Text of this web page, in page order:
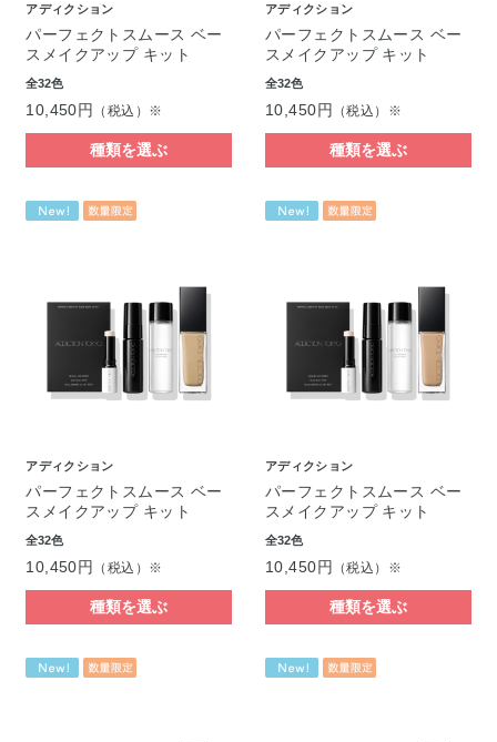
アディクション
パーフェクトスムース ベー
スメイクアップ キット
全32色
10,450円 （税込）※
種類を選ぶ
アディクション
パーフェクトスムース ベー
スメイクアップ キット
全32色
10,450円 （税込）※
種類を選ぶ
アディクション
パーフェクトスムース ベー
スメイクアップ キット
全32色
10,450円 （税込）※
種類を選ぶ
アディクション
パーフェクトスムース ベー
スメイクアップ キット
全32色
10,450円 （税込）※
種類を選ぶ